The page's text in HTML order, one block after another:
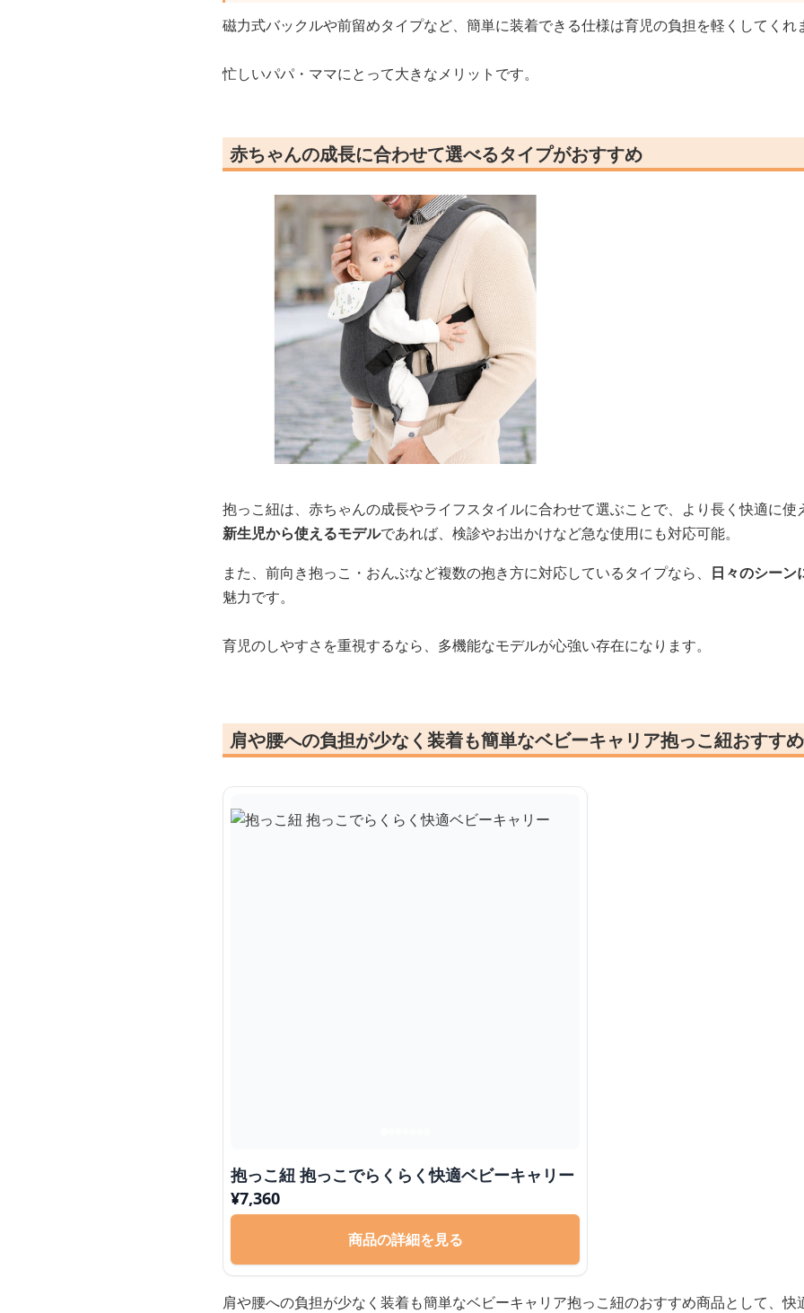
磁力式バックルや前留めタイプなど、簡単に装着できる仕様は育児の負担を軽くしてくれ
忙しいパパ・ママにとって大きなメリットです。
赤ちゃんの成長に合わせて選べるタイプがおすすめ
抱っこ紐は、赤ちゃんの成長やライフスタイルに合わせて選ぶことで、より長く快適に使
新生児から使えるモデルであれば、検診やお出かけなど急な使用にも対応可能。
また、前向き抱っこ・おんぶなど複数の抱き方に対応しているタイプなら、 日々のシーン
魅力です。
育児のしやすさを重視するなら、多機能なモデルが心強い存在になります。
肩や腰への負担が少なく装着も簡単なベビーキャリア抱っこ紐おすす
抱っこ紐 抱っこでらくらく快適ベビーキャリー
¥7,360
商品の詳細を見る
肩や腰への負担が少なく装着も簡単なベビーキャリア抱っこ紐のおすすめ商品として、